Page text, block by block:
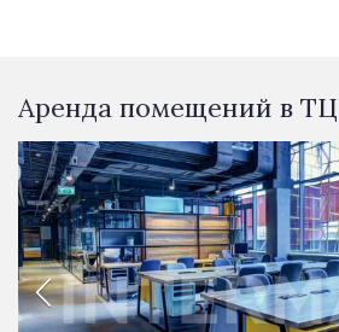
Аренда помещений в ТЦ